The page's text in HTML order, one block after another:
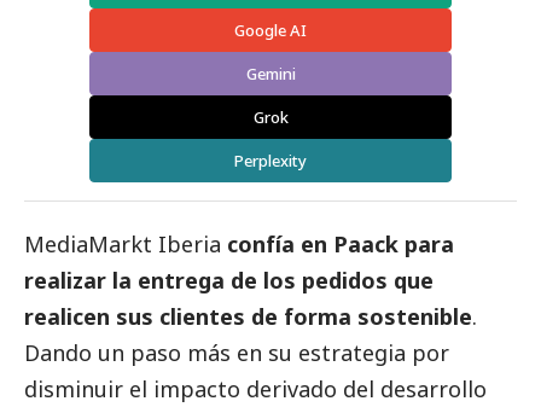
Google AI
Gemini
Grok
Perplexity
MediaMarkt Iberia confía en Paack para
realizar la entrega de los pedidos que
realicen sus clientes de forma sostenible.
Dando un paso más en su estrategia por
disminuir el impacto derivado del desarrollo